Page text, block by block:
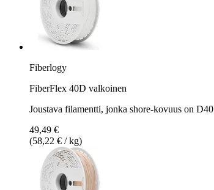
Fiberlogy
FiberFlex 40D valkoinen
Joustava filamentti, jonka shore-kovuus on D40
49,49 €
(58,22 € / kg)